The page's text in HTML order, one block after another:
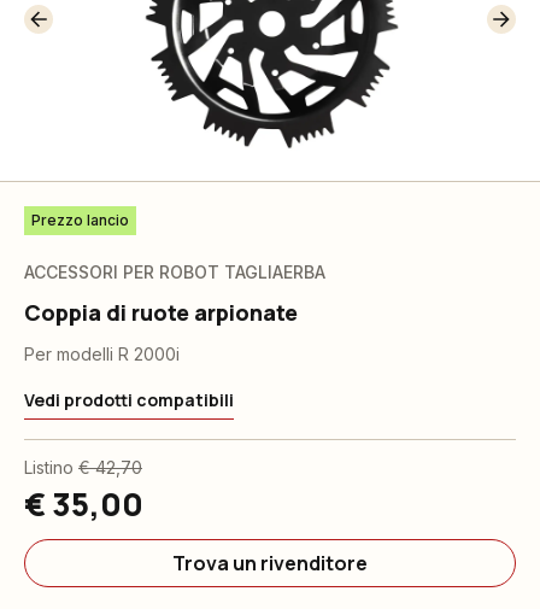
Prezzo lancio
ACCESSORI PER ROBOT TAGLIAERBA
Coppia di ruote arpionate
Per modelli R 2000i
Vedi prodotti compatibili
Listino € 42,70
€ 35,00
Trova un rivenditore